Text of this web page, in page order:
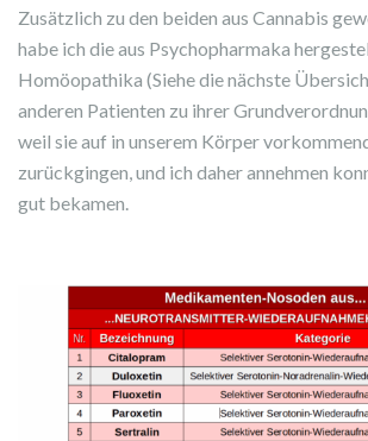
Zusätzlich zu den beiden aus Cannabis
habe ich die aus Psychopharmaka
Homöopathika (Siehe die nächste
anderen Patienten zu ihrer
weil sie auf in unserem Körper
zurückgingen, und ich daher annehmen
gut bekamen.